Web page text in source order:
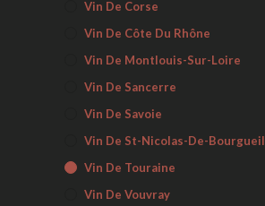
Vin De Corse
Vin De Côte Du Rhône
Vin De Montlouis-Sur-Loire
Vin De Sancerre
Vin De Savoie
Vin De St-Nicolas-De-Bourgueil
Vin De Touraine
Vin De Vouvray